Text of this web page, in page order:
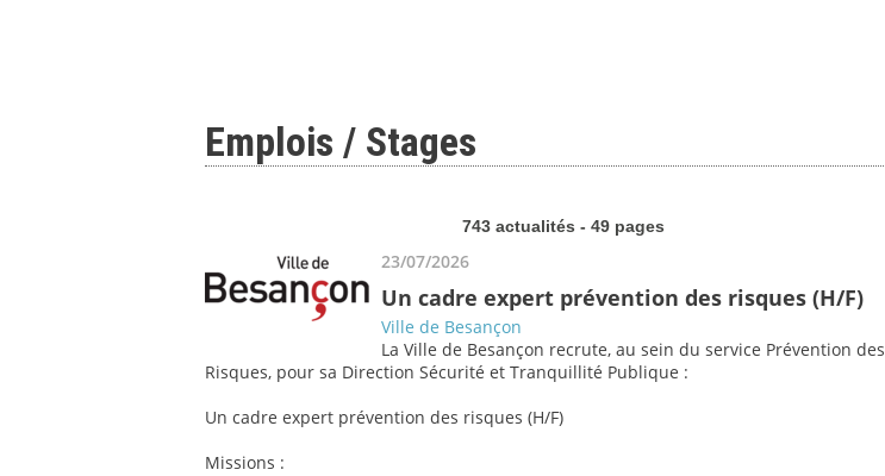
Emplois / Stages
743 actualités - 49 pages
23/07/2026
Un cadre expert prévention des risques (H/F)
Ville de Besançon
La Ville de Besançon recrute, au sein du service Prévention des
Risques, pour sa Direction Sécurité et Tranquillité Publique :
Un cadre expert prévention des risques (H/F)
Missions :